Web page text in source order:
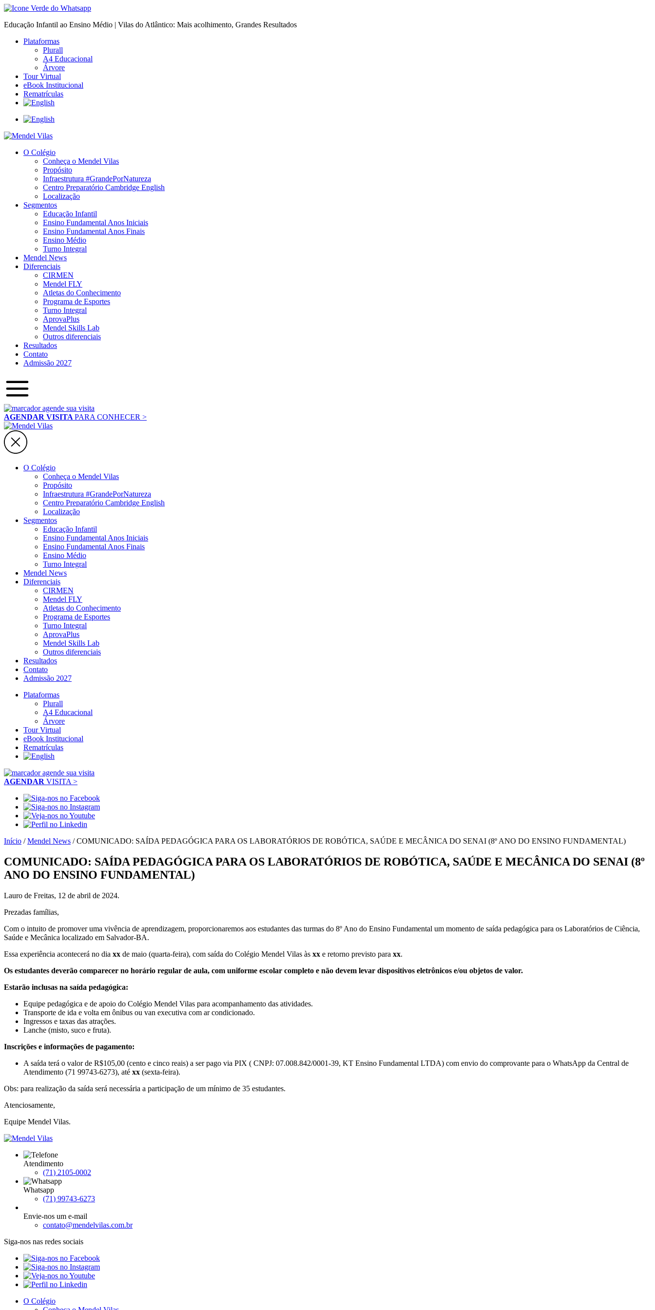
Educação Infantil ao Ensino Médio | Vilas do Atlântico: Mais acolhimento, Grandes Resultados
Plataformas
Plurall
A4 Educacional
Árvore
Tour Virtual
eBook Institucional
Rematrículas
O Colégio
Conheça o Mendel Vilas
Propósito
Infraestrutura #GrandePorNatureza
Centro Preparatório Cambridge English
Localização
Segmentos
Educação Infantil
Ensino Fundamental Anos Iniciais
Ensino Fundamental Anos Finais
Ensino Médio
Turno Integral
Mendel News
Diferenciais
CIRMEN
Mendel FLY
Atletas do Conhecimento
Programa de Esportes
Turno Integral
AprovaPlus
Mendel Skills Lab
Outros diferenciais
Resultados
Contato
Admissão 2027
AGENDAR VISITA PARA CONHECER >
O Colégio
Conheça o Mendel Vilas
Propósito
Infraestrutura #GrandePorNatureza
Centro Preparatório Cambridge English
Localização
Segmentos
Educação Infantil
Ensino Fundamental Anos Iniciais
Ensino Fundamental Anos Finais
Ensino Médio
Turno Integral
Mendel News
Diferenciais
CIRMEN
Mendel FLY
Atletas do Conhecimento
Programa de Esportes
Turno Integral
AprovaPlus
Mendel Skills Lab
Outros diferenciais
Resultados
Contato
Admissão 2027
Plataformas
Plurall
A4 Educacional
Árvore
Tour Virtual
eBook Institucional
Rematrículas
AGENDAR VISITA >
Início /Mendel News /COMUNICADO: SAÍDA PEDAGÓGICA PARA OS LABORATÓRIOS DE ROBÓTICA, SAÚDE E MECÂNICA DO SENAI (8º ANO DO ENSINO FUNDAMENTAL)
COMUNICADO: SAÍDA PEDAGÓGICA PARA OS LABORATÓRIOS DE ROBÓTICA, SAÚDE E MECÂNICA DO SENAI (8º
ANO DO ENSINO FUNDAMENTAL)
Lauro de Freitas, 12 de abril de 2024.
Prezadas famílias,
Com o intuito de promover uma vivência de aprendizagem, proporcionaremos aos estudantes das turmas do 8º Ano do Ensino Fundamental um momento de saída pedagógica para os Laboratórios de Ciência,
Saúde e Mecânica localizado em Salvador-BA.
Essa experiência acontecerá no dia xx de maio (quarta-feira), com saída do Colégio Mendel Vilas às xx e retorno previsto para xx.
Os estudantes deverão comparecer no horário regular de aula, com uniforme escolar completo e não devem levar dispositivos eletrônicos e/ou objetos de valor.
Estarão inclusas na saída pedagógica:
Equipe pedagógica e de apoio do Colégio Mendel Vilas para acompanhamento das atividades.
Transporte de ida e volta em ônibus ou van executiva com ar condicionado.
Ingressos e taxas das atrações.
Lanche (misto, suco e fruta).
Inscrições e informações de pagamento:
A saída terá o valor de R$105,00 (cento e cinco reais) a ser pago via PIX ( CNPJ: 07.008.842/0001-39, KT Ensino Fundamental LTDA) com envio do comprovante para o WhatsApp da Central de
Atendimento (71 99743-6273), até xx (sexta-feira).
Obs: para realização da saída será necessária a participação de um mínimo de 35 estudantes.
Atenciosamente,
Equipe Mendel Vilas.
Atendimento
(71) 2105-0002
Whatsapp
(71) 99743-6273
Envie-nos um e-mail
contato@mendelvilas.com.br
Siga-nos nas redes sociais
O Colégio